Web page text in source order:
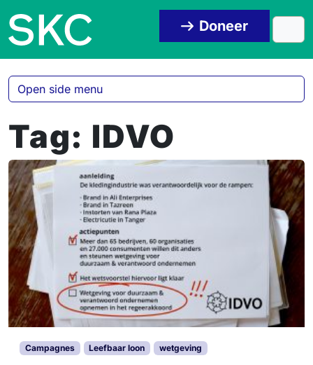
Doneer
Tag: IDVO
Campagnes Leefbaar loon wetgeving
Open side menu